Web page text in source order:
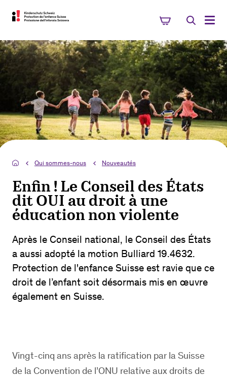
Qui sommes-nous Nouveautés
Enfin ! Le Conseil des États
dit OUI au droit à une
éducation non violente
Après le Conseil national, le Conseil des États
a aussi adopté la motion Bulliard 19.4632.
Protection de l'enfance Suisse est ravie que ce
droit de l’enfant soit désormais mis en œuvre
également en Suisse.
Vingt-cinq ans après la ratification par la Suisse
de la Convention de l’ONU relative aux droits de